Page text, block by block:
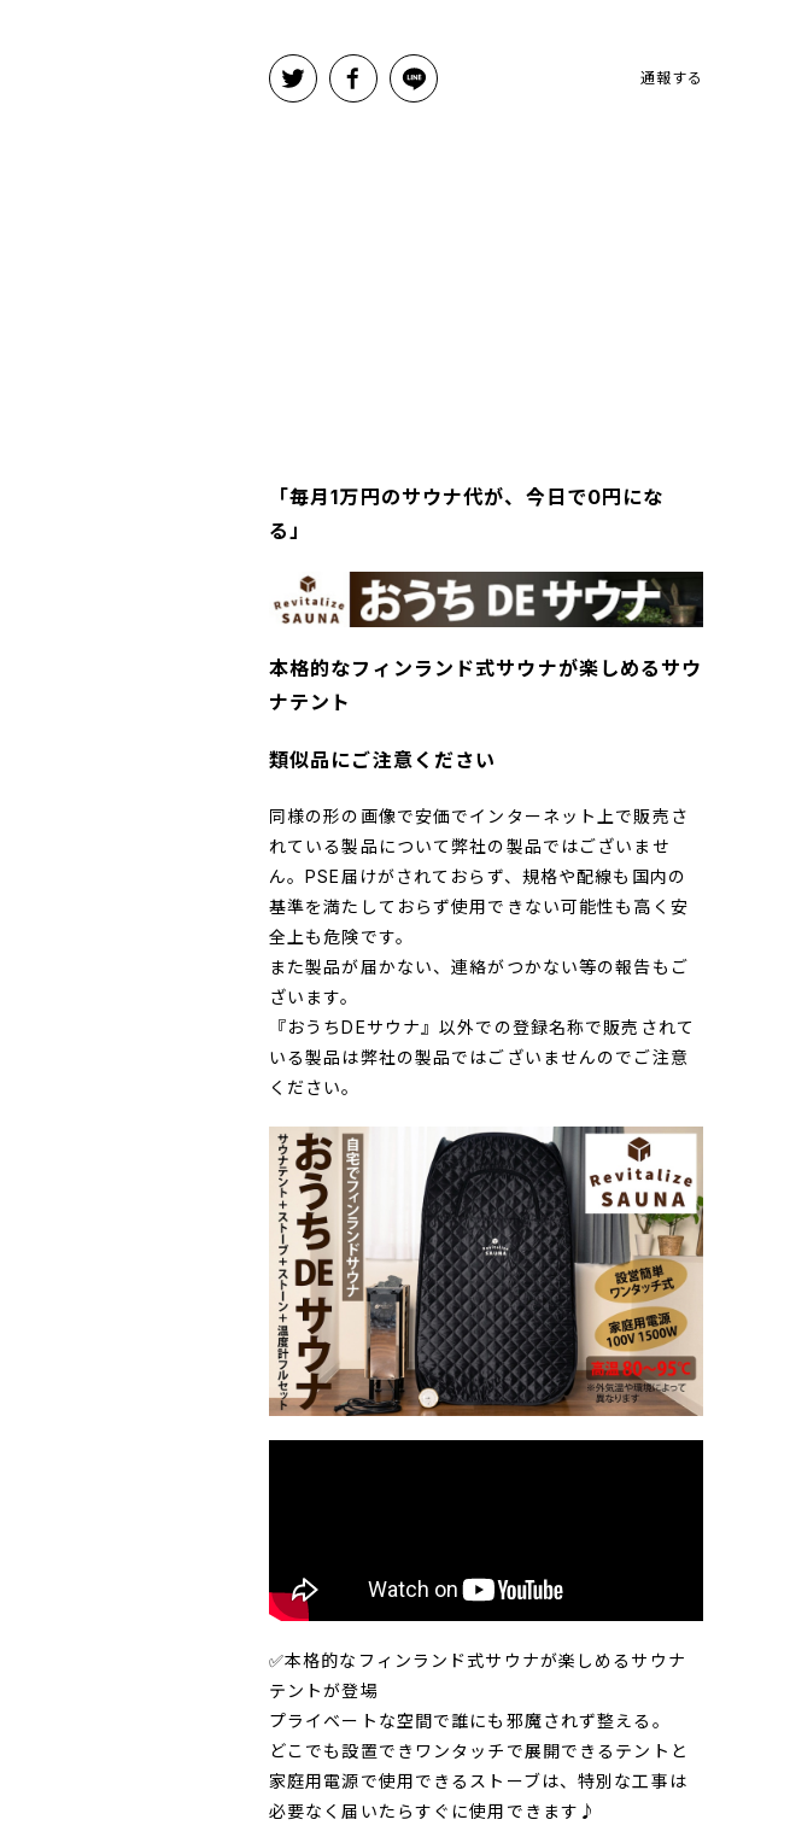
通報する
「毎月1万円のサウナ代が、今日で0円にな
る」
本格的なフィンランド式サウナが楽しめるサウ
ナテント
類似品にご注意ください
同様の形の画像で安価でインターネット上で販売さ
れている製品について弊社の製品ではございませ
ん。PSE届けがされておらず、規格や配線も国内の
基準を満たしておらず使用できない可能性も高く安
全上も危険です。
また製品が届かない、連絡がつかない等の報告もご
ざいます。
『おうちDEサウナ』以外での登録名称で販売されて
いる製品は弊社の製品ではございませんのでご注意
ください。
✅本格的なフィンランド式サウナが楽しめるサウナ
テントが登場
プライベートな空間で誰にも邪魔されず整える。
どこでも設置できワンタッチで展開できるテントと
家庭用電源で使用できるストーブは、特別な工事は
必要なく届いたらすぐに使用できます♪